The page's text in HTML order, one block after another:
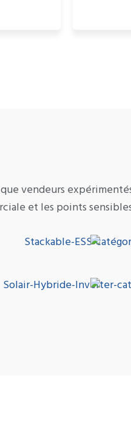
vendeurs
et les points